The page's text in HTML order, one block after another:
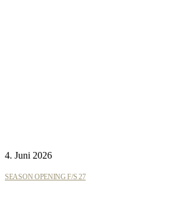
4. Juni 2026
SEASON OPENING F/S 27